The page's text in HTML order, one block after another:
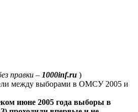
правки – 1000inf.ru )
между выборами в ОМСУ 2005 и
июне 2005 года выборы в